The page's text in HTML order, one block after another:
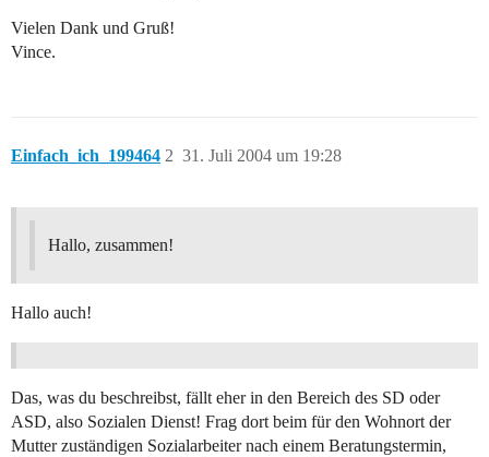
Vielen Dank und Gruß!
Vince.
Einfach_ich_199464 31. Juli 2004 um 19:28
2
Hallo, zusammen!
Hallo auch!
Das, was du beschreibst, fällt eher in den Bereich des SD oder
ASD, also Sozialen Dienst! Frag dort beim für den Wohnort der
Mutter zuständigen Sozialarbeiter nach einem Beratungstermin,